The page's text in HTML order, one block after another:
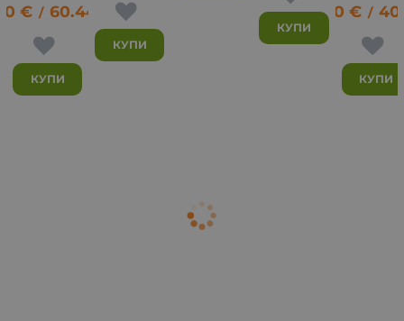
€ / 60.44 лв.
КУПИ
КУПИ
КУПИ
20.80 € /
КУПИ